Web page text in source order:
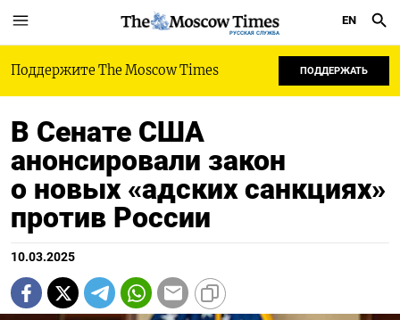
РУССКАЯ СЛУЖБА
EN
Поддержите The Moscow Times ПОДДЕРЖАТЬ
В Сенате США
анонсировали закон
о новых «адских санкциях»
против России
10.03.2025